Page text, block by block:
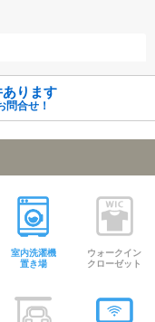
ります
問合せ！
室内洗濯機
置き場
ウォークイン
クローゼット